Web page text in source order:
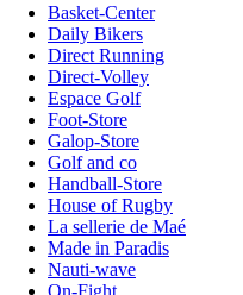
Basket-Center
Daily Bikers
Direct Running
Direct-Volley
Espace Golf
Foot-Store
Galop-Store
Golf and co
Handball-Store
House of Rugby
La sellerie de Maé
Made in Paradis
Nauti-wave
On-Fight